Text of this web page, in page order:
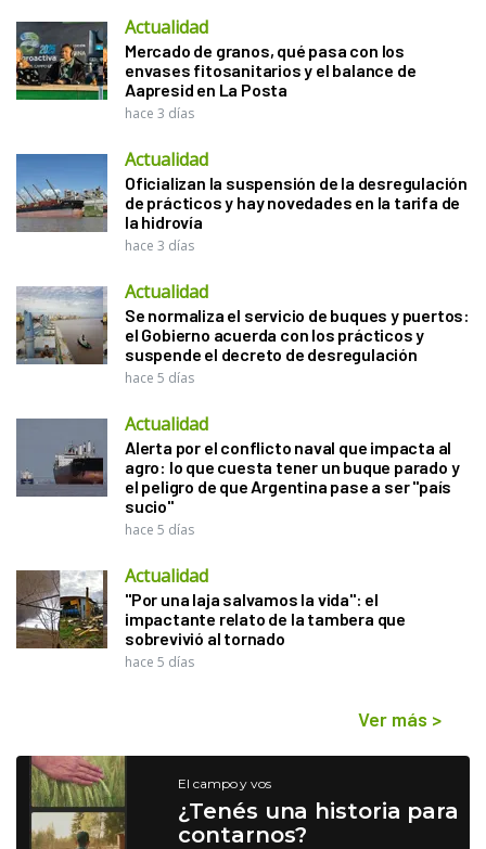
Actualidad
Mercado de granos, qué pasa con los
envases fitosanitarios y el balance de
Aapresid en La Posta
hace 3 días
Actualidad
Oficializan la suspensión de la desregulación
de prácticos y hay novedades en la tarifa de
la hidrovía
hace 3 días
Actualidad
Se normaliza el servicio de buques y puertos:
el Gobierno acuerda con los prácticos y
suspende el decreto de desregulación
hace 5 días
Actualidad
Alerta por el conflicto naval que impacta al
agro: lo que cuesta tener un buque parado y
el peligro de que Argentina pase a ser "país
sucio"
hace 5 días
Actualidad
"Por una laja salvamos la vida": el
impactante relato de la tambera que
sobrevivió al tornado
hace 5 días
Ver más >
El campo y vos
¿Tenés una historia para
contarnos?